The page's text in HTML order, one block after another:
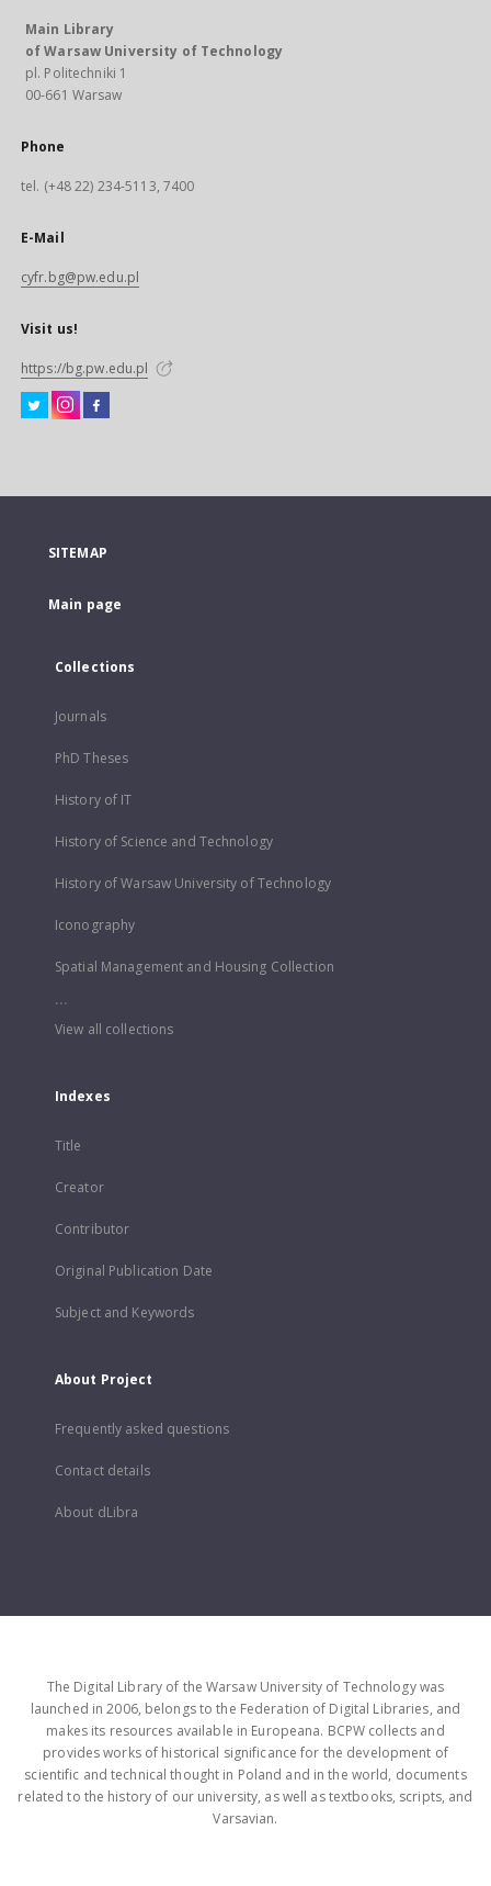
Main Library
of Warsaw University of Technology
pl. Politechniki 1
00-661 Warsaw
Phone
tel. (+48 22) 234-5113, 7400
E-Mail
cyfr.bg@pw.edu.pl
Visit us!
https://bg.pw.edu.pl
SITEMAP
Main page
Collections
Journals
PhD Theses
History of IT
History of Science and Technology
History of Warsaw University of Technology
Iconography
Spatial Management and Housing Collection
...
View all collections
Indexes
Title
Creator
Contributor
Original Publication Date
Subject and Keywords
About Project
Frequently asked questions
Contact details
About dLibra
The Digital Library of the Warsaw University of Technology was
launched in 2006, belongs to the Federation of Digital Libraries, and
makes its resources available in Europeana. BCPW collects and
provides works of historical significance for the development of
scientific and technical thought in Poland and in the world, documents
related to the history of our university, as well as textbooks, scripts, and
Varsavian.